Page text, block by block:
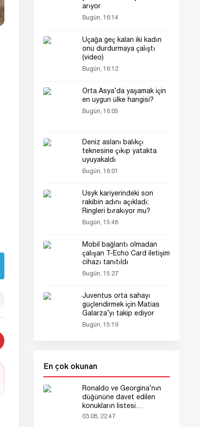
arıyor
Bugün, 16:14
Uçağa geç kalan iki kadın
onu durdurmaya çalıştı
(video)
Bugün, 16:12
Orta Asya’da yaşamak için
en uygun ülke hangisi?
Bugün, 16:05
Deniz aslanı balıkçı
teknesine çıkıp yatakta
uyuyakaldı
Bugün, 16:01
Usyk kariyerindeki son
rakibin adını açıkladı:
Ringleri bırakıyor mu?
Bugün, 15:48
Mobil bağlantı olmadan
çalışan T-Echo Card iletişim
cihazı tanıtıldı
Bugün, 15:27
Juventus orta sahayı
güçlendirmek için Matias
Galarza’yı takip ediyor
Bugün, 15:19
En çok okunan
Ronaldo ve Georgina’nın
düğününe davet edilen
konukların listesi
gündemde
03.08, 22:47